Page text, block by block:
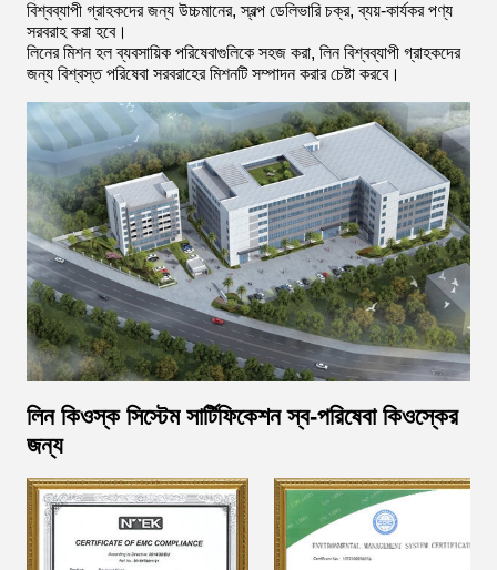
বিশ্বব্যাপী গ্রাহকদের জন্য উচ্চমানের, স্বল্প ডেলিভারি চক্র, ব্যয়-কার্যকর পণ্য
সরবরাহ করা হবে।
লিনের মিশন হল ব্যবসায়িক পরিষেবাগুলিকে সহজ করা, লিন বিশ্বব্যাপী গ্রাহকদের
জন্য বিশ্বস্ত পরিষেবা সরবরাহের মিশনটি সম্পাদন করার চেষ্টা করবে।
লিন কিওস্ক সিস্টেম সার্টিফিকেশন স্ব-পরিষেবা কিওস্কের
জন্য